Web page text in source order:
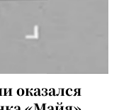
оказался